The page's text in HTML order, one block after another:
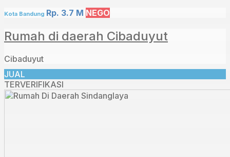
Kota Bandung Rp. 3.7 M NEGO
Rumah di daerah Cibaduyut
Cibaduyut
JUAL
TERVERIFIKASI